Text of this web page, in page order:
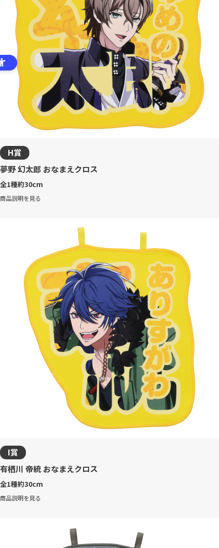
H賞
夢野 幻太郎 おなまえクロス
全1種約30cm
商品説明を見る
I賞
有栖川 帝統 おなまえクロス
全1種約30cm
商品説明を見る